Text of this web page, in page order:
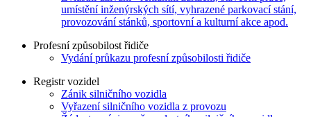
umístění inženýrských sítí, vyhrazené parkovací stání,
provozování stánků, sportovní a kulturní akce apod.
Profesní způsobilost řidiče
Vydání průkazu profesní způsobilosti řidiče
Registr vozidel
Zánik silničního vozidla
Vyřazení silničního vozidla z provozu